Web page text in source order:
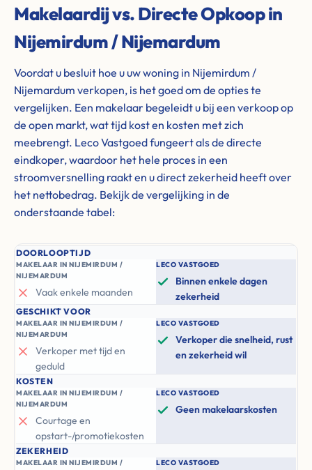
Makelaardij vs. Directe Opkoop in
Nijemirdum / Nijemardum
Voordat u besluit hoe u uw woning in Nijemirdum /
Nijemardum verkopen, is het goed om de opties te
vergelijken. Een makelaar begeleidt u bij een verkoop op
de open markt, wat tijd kost en kosten met zich
meebrengt. Leco Vastgoed fungeert als de directe
eindkoper, waardoor het hele proces in een
stroomversnelling raakt en u direct zekerheid heeft over
het nettobedrag. Bekijk de vergelijking in de
onderstaande tabel:
DOORLOOPTIJD
MAKELAAR IN NIJEMIRDUM /
NIJEMARDUM
Vaak enkele maanden
LECO VASTGOED
Binnen enkele dagen
zekerheid
GESCHIKT VOOR
MAKELAAR IN NIJEMIRDUM /
NIJEMARDUM
Verkoper met tijd en
geduld
LECO VASTGOED
Verkoper die snelheid, rust
en zekerheid wil
KOSTEN
MAKELAAR IN NIJEMIRDUM /
NIJEMARDUM
Courtage en
opstart-/promotiekosten
LECO VASTGOED
Geen makelaarskosten
ZEKERHEID
MAKELAAR IN NIJEMIRDUM /
LECO VASTGOED